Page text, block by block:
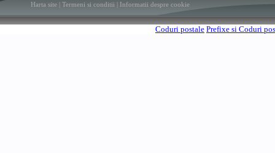
Harta site Termeni si conditii Informatii despre cookie
Coduri postale Prefixe si Coduri